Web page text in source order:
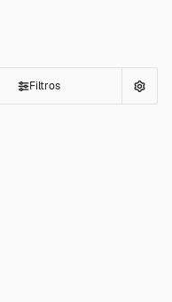
Filtros